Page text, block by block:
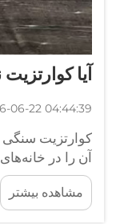
آیا
06-22 04:44:39
کوارتزیت سنگی
آن را در
می‌رود. یکی از
نیاز به آب‌بندی
مشاهده بیشتر